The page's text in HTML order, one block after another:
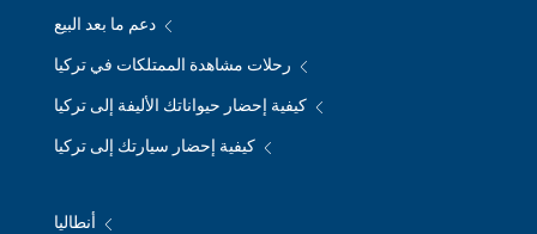
دعم ما بعد البيع
رحلات مشاهدة الممتلكات في تركيا
كيفية إحضار حيواناتك الأليفة إلى تركيا
كيفية إحضار سيارتك إلى تركيا
أنطاليا